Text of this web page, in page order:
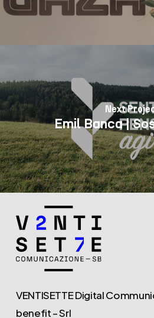
Next
Emil Banca |
VENTISETTE Digital
benefit – Srl